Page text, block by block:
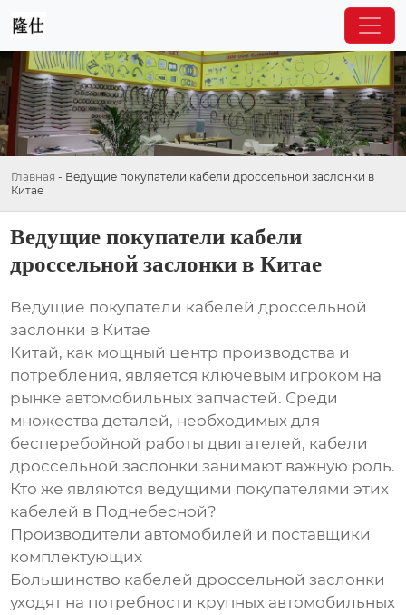
Главная - Ведущие покупатели кабели дроссельной заслонки в
Китае
Ведущие покупатели кабели
дроссельной заслонки в Китае
Ведущие покупатели кабелей дроссельной
заслонки в Китае
Китай, как мощный центр производства и
потребления, является ключевым игроком на
рынке автомобильных запчастей. Среди
множества деталей, необходимых для
бесперебойной работы двигателей, кабели
дроссельной заслонки занимают важную роль.
Кто же являются ведущими покупателями этих
кабелей в Поднебесной?
Производители автомобилей и поставщики
комплектующих
Большинство кабелей дроссельной заслонки
уходят на потребности крупных автомобильных